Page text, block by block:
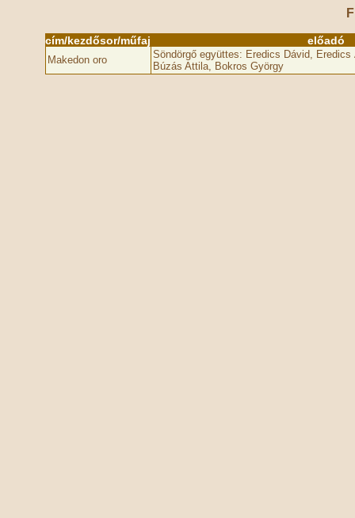
cím/kezdősor/műfaj előadó
Makedon oro
Söndörgő együttes: Eredics Dávid,
Búzás Attila, Bokros György